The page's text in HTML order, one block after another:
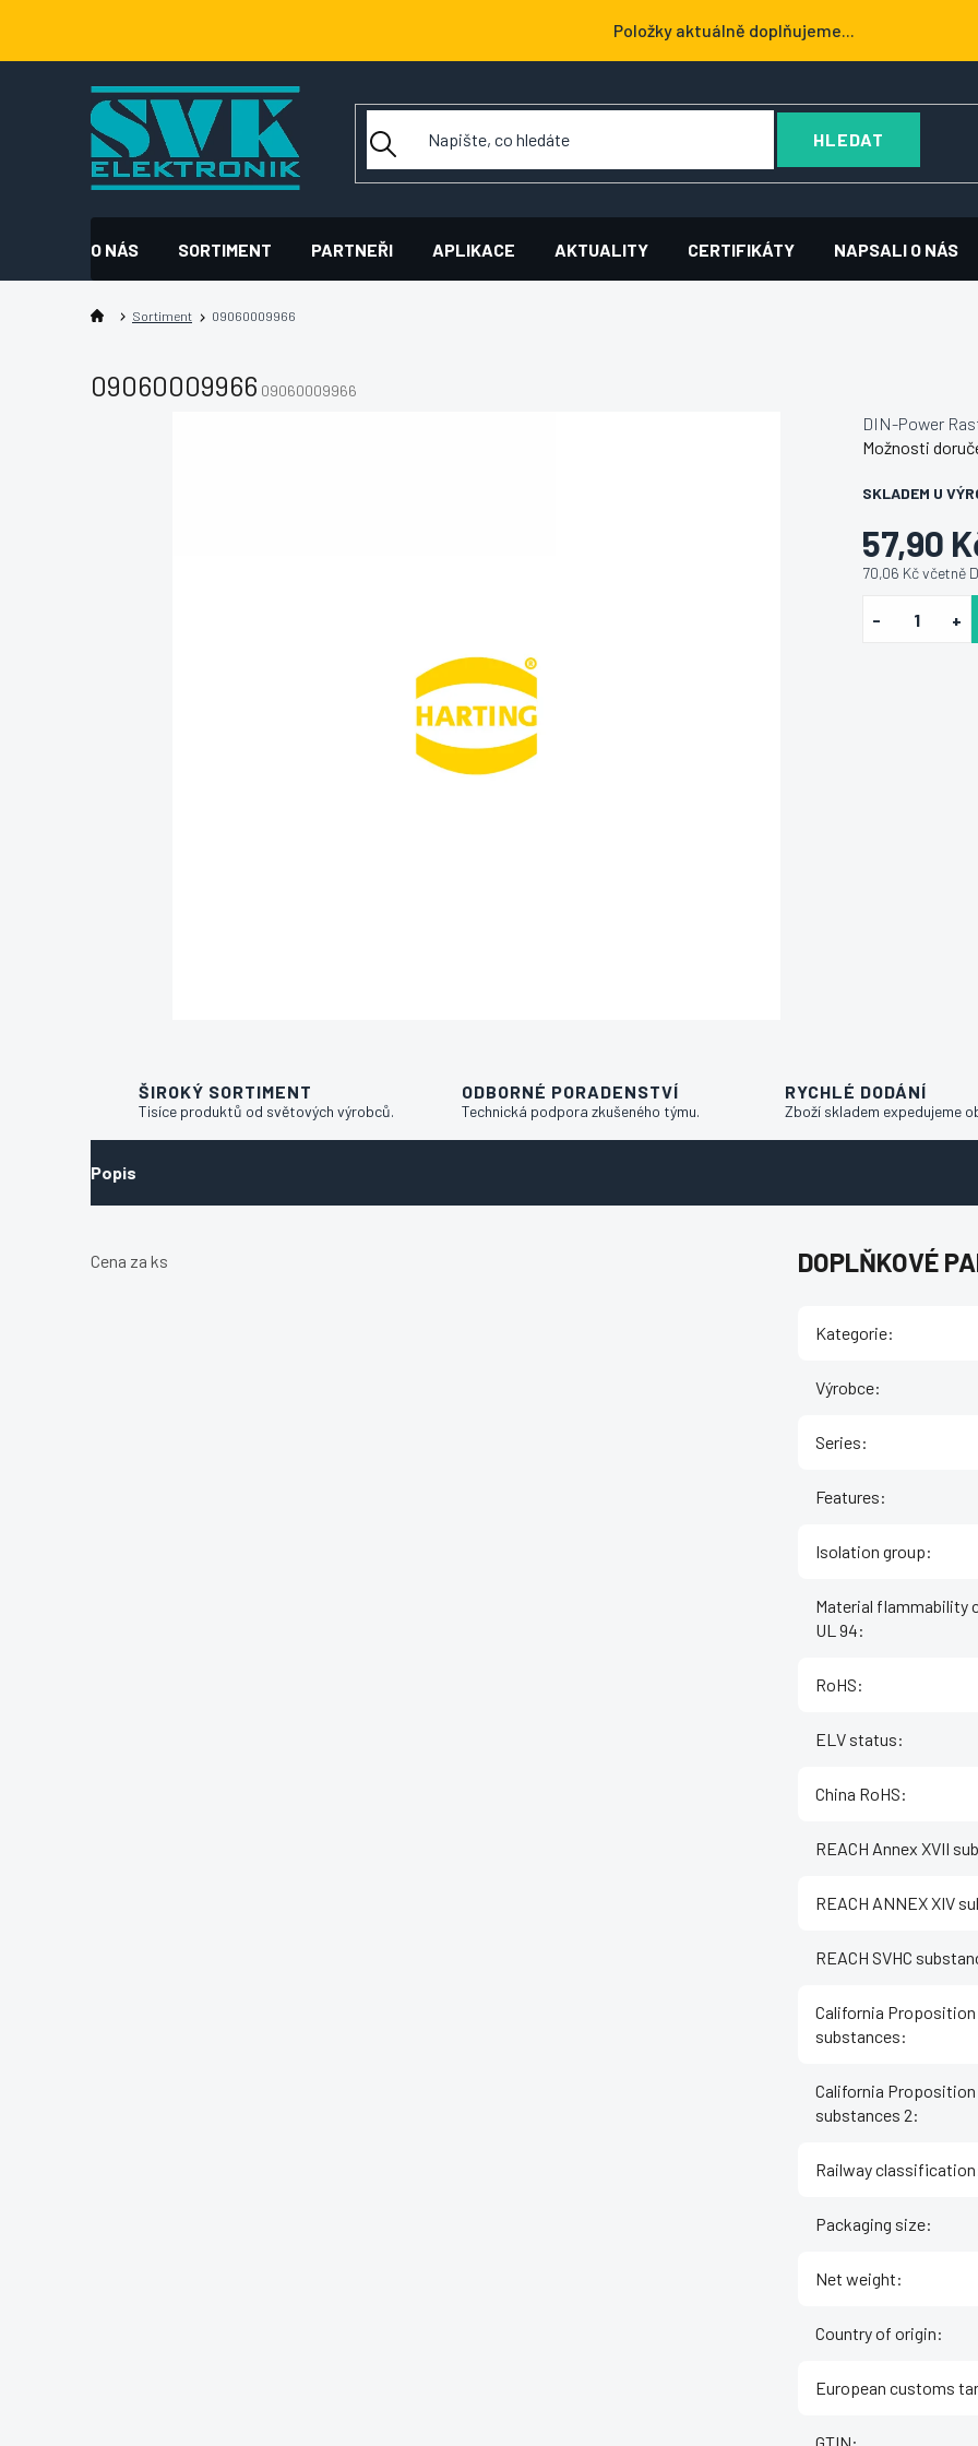
obsah
Položky aktuálně doplňujeme...
HLEDAT
O NÁS SORTIMENT PARTNEŘI APLIKACE AKTUALITY CERTIFIKÁTY NAPSALI O NÁS
Sortiment 09060009966
09060009966 09060009966
57,90
70,06 Kč včetně
SKLADEM U
Možnosti
DIN-Power
ŠIROKÝ SORTIMENT
Tisíce produktů od světových výrobců.
ODBORNÉ PORADENSTVÍ
Technická podpora zkušeného týmu.
RYCHLÉ DODÁNÍ
Zboží skladem expedujeme
Popis
Cena za ks DOPLŇKOVÉ
Kategorie:
Výrobce:
Series:
Features:
Isolation group:
Material flammability
UL 94:
RoHS:
ELV status:
China RoHS:
REACH Annex XVII
REACH ANNEX XIV
REACH SVHC
California Proposition
substances:
California Proposition
substances 2:
Railway classification
Packaging size:
Net weight:
Country of origin:
European customs